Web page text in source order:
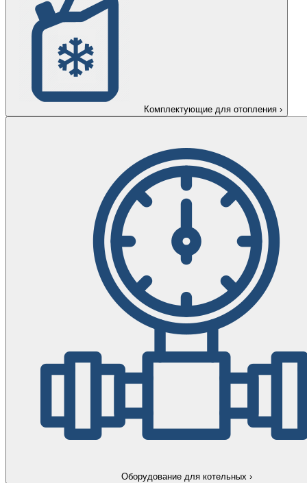
Комплектующие для отопления ›
Оборудование для котельных ›